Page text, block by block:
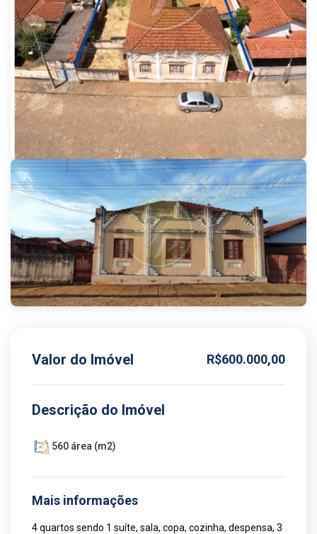
Valor do Imóvel R$600.000,00
Descrição do Imóvel
560 área (m2)
Mais informações
4 quartos sendo 1 suíte, sala, copa, cozinha, despensa, 3